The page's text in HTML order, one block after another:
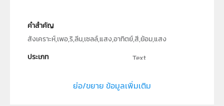
คำสำคัญ
สังเคราะห์,เพอ,ริ,ลีน,เซลล์,แสง,อาทิตย์,สี,ย้อม,แสง
ประเภท
Text
ภาควิชาเคมี คณะวิทยาศาสตร์ มหาวิทยาลัยอุบลราชธานี
ย่อ/ขยาย ข้อมูลเพิ่มเติม